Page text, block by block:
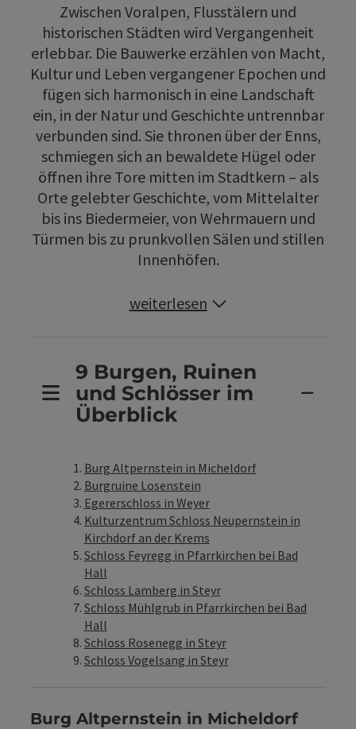
Zwischen Voralpen, Flusstälern und
historischen Städten wird Vergangenheit
erlebbar. Die Bauwerke erzählen von Macht,
Kultur und Leben vergangener Epochen und
fügen sich harmonisch in eine Landschaft
ein, in der Natur und Geschichte untrennbar
verbunden sind. Sie thronen über der Enns,
schmiegen sich an bewaldete Hügel oder
öffnen ihre Tore mitten im Stadtkern – als
Orte gelebter Geschichte, vom Mittelalter
bis ins Biedermeier, von Wehrmauern und
Türmen bis zu prunkvollen Sälen und stillen
Innenhöfen.
weiterlesen
9 Burgen, Ruinen
und Schlösser im
Überblick
Burg Altpernstein in Micheldorf
Burgruine Losenstein
Egererschloss in Weyer
Kulturzentrum Schloss Neupernstein in
Kirchdorf an der Krems
Schloss Feyregg in Pfarrkirchen bei Bad
Hall
Schloss Lamberg in Steyr
Schloss Mühlgrub in Pfarrkirchen bei Bad
Hall
Schloss Rosenegg in Steyr
Schloss Vogelsang in Steyr
Burg Altpernstein in Micheldorf